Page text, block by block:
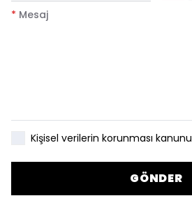
* Mesaj
Kişisel verilerin korunması kanunu
GÖNDER